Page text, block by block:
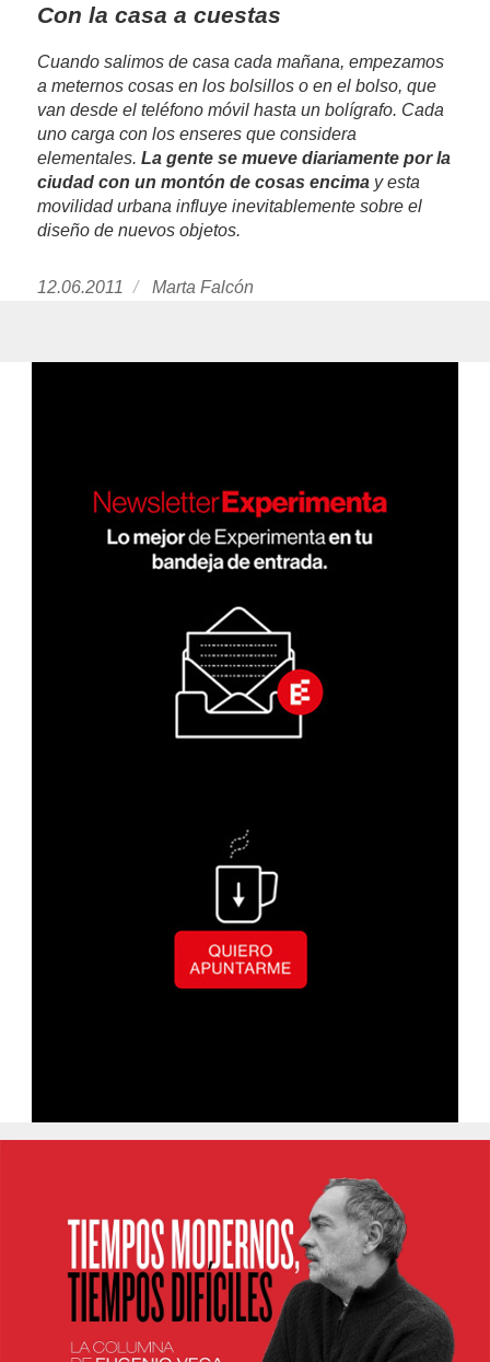
Con la casa a cuestas
Cuando salimos de casa cada mañana, empezamos
a meternos cosas en los bolsillos o en el bolso, que
van desde el teléfono móvil hasta un bolígrafo. Cada
uno carga con los enseres que considera
elementales.La gente se mueve diariamente por la
ciudad con un montón de cosas encima y esta
movilidad urbana influye inevitablemente sobre el
diseño de nuevos objetos.
Publicado
12.06.2011 https://www.experimenta.es/author/
Marta Falcón